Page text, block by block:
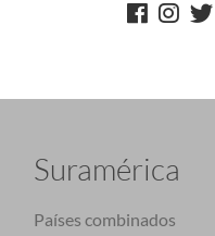
Suramérica
Países combinados